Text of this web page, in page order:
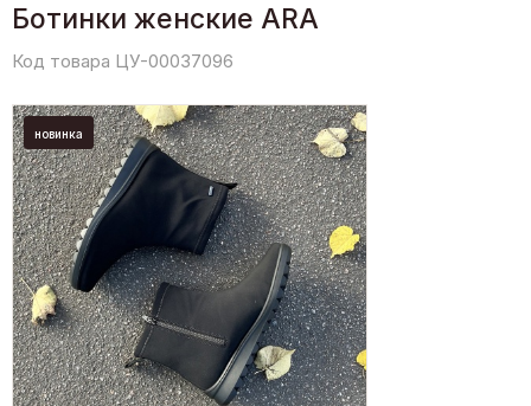
Ботинки женские ARA
Код товара ЦУ-00037096
новинка